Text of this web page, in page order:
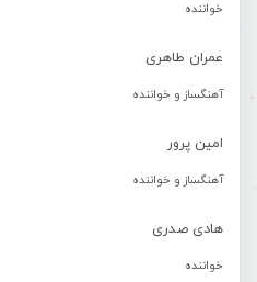
خواننده
عمران طاهری
آهنگساز و خواننده
امین پرور
آهنگساز و خواننده
هادی صدری
خواننده